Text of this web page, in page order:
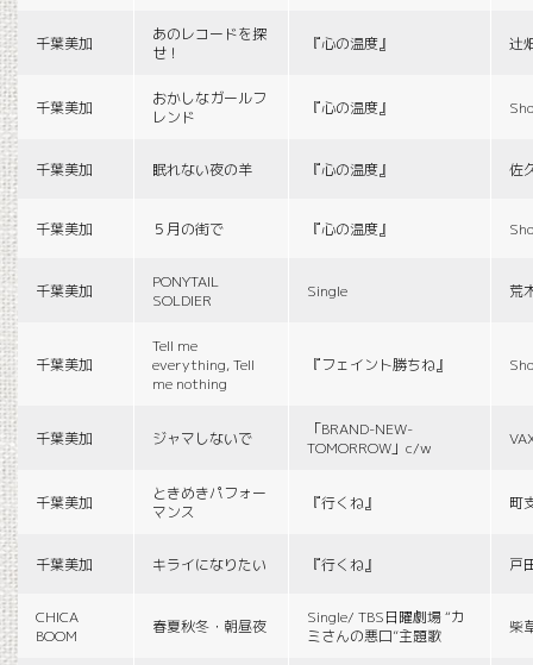
千葉美加
あのレコードを探
せ！
『心の温度』 辻
千葉美加
おかしなガールフ
レンド
『心の温度』
千葉美加 眠れない夜の羊 『心の温度』 佐
千葉美加 ５月の街で 『心の温度』
千葉美加
PONYTAIL
SOLDIER
Single 荒
千葉美加
Tell me
everything, Tell
me nothing
『フェイント勝ちね』
千葉美加 ジャマしないで
「BRAND-NEW-
TOMORROW」c/w
千葉美加
ときめきパフォー
マンス
『行くね』 町
千葉美加 キライになりたい 『行くね』 戸
CHICA
BOOM
春夏秋冬・朝昼夜
Single/ TBS日曜劇場 “カ
ミさんの悪口”主題歌
柴